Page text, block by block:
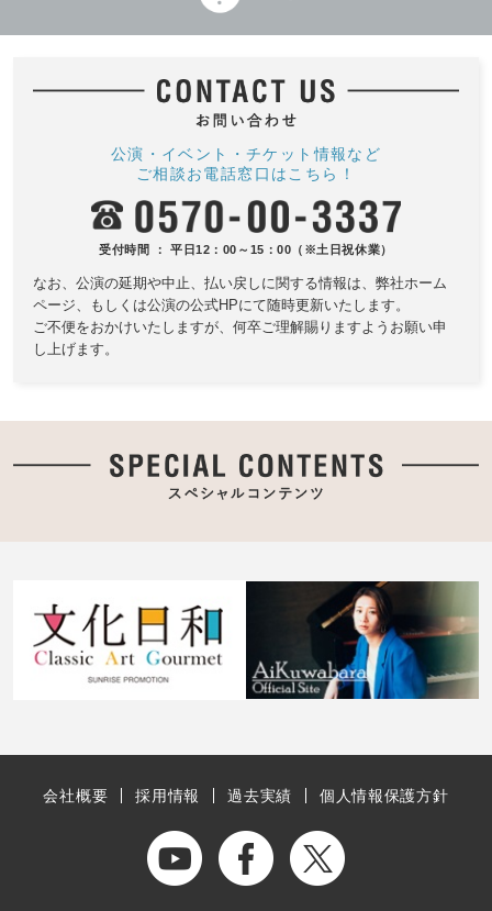
公演・イベント・チケット情報など
ご相談お電話窓口はこちら！
受付時間 ： 平日12：00～15：00（※土日祝休業）
なお、公演の延期や中止、払い戻しに関する情報は、 弊社ホーム
ページ、もしくは公演の公式HPにて随時更新いたします。
ご不便をおかけいたしますが、何卒ご理解賜りますようお願い申
し上げます。
会社概要 採用情報 過去実績 個人情報保護方針